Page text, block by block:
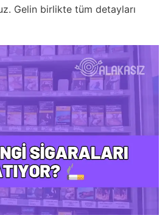
Gelin birlikte tüm detayları